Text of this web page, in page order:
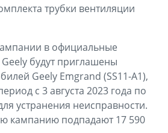
трубки вентиляции
в официальные
будут приглашены
Geely Emgrand (SS11-A1),
с 3 августа 2023 года по
устранения неисправности.
кампанию подпадают 17 590